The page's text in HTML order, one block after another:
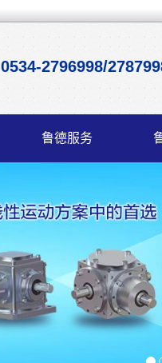
0534-2796998/
鲁德服务